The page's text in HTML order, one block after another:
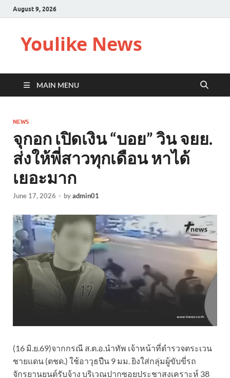
August 9, 2026
Youlike News
MAIN MENU
NEWS
จุกอก เปิดเงิน “บอย” วิน จยย.
ส่งให้พี่สาวทุกเดือน หาได้
เยอะมาก
June 17, 2026 - byadmin01
(16 มิ.ย.69)จากกรณี ส.ต.อ.นำทัพ เจ้าหน้าที่ตำรวจตระเวน
ชายแดน (ตชด.) ใช้อาวุธปืน 9 มม. ยิงใส่กลุ่มผู้ขับขี่รถ
จักรยานยนต์รับจ้าง บริเวณปากซอยประชาสงเคราะห์ 38